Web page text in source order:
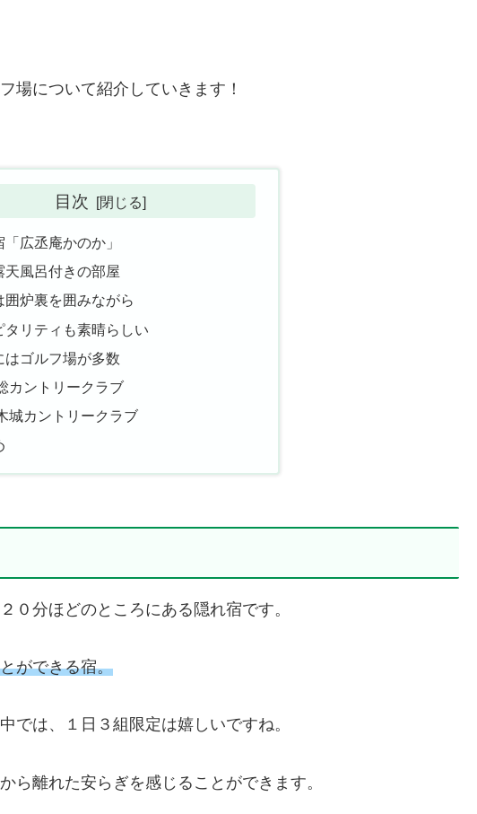
場について紹介していきます！
目次
「広丞庵かのか」
天風呂付きの部屋
囲炉裏を囲みながら
タリティも素晴らしい
はゴルフ場が多数
カントリークラブ
城カントリークラブ
０分ほどのところにある隠れ宿です。
ができる宿。
では、１日３組限定は嬉しいですね。
ら離れた安らぎを感じることができます。